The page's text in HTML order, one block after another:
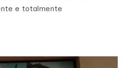
e totalmente